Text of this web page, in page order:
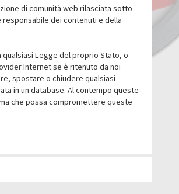
di comunità web rilasciata sotto
responsabile dei contenuti e della
Legge del proprio Stato, o
Internet se è ritenuto da noi
spostare o chiudere qualsiasi
in un database. Al contempo queste
che possa compromettere queste